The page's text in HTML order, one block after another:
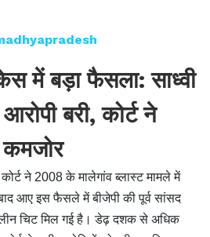
में बड़ा फैसला: साध्वी
बरी, कोर्ट ने
कमजोर
ने 2008 के मालेगांव ब्लास्ट मामले में
आए इस फैसले में बीजेपी की पूर्व सांसद
चिट मिल गई है। डेढ़ दशक से अधिक